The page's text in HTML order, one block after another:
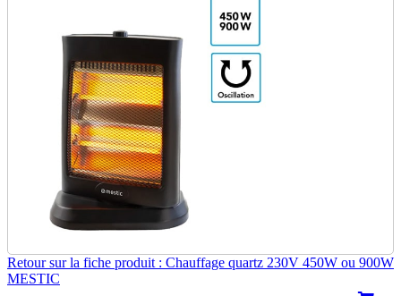
Retour sur la fiche produit : Chauffage quartz 230V 450W ou 900W
MESTIC